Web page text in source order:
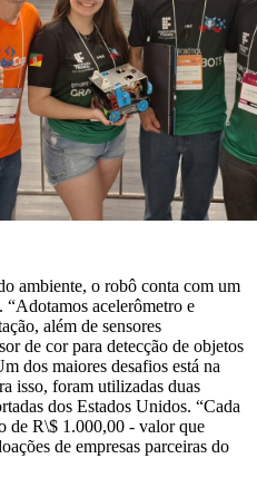
ambiente, o robô conta com um
“Adotamos acelerômetro e
além de sensores
de cor para detecção de objetos
dos maiores desafios está na
isso, foram utilizadas duas
dos Estados Unidos. “Cada
de R\$ 1.000,00 - valor que
de empresas parceiras do